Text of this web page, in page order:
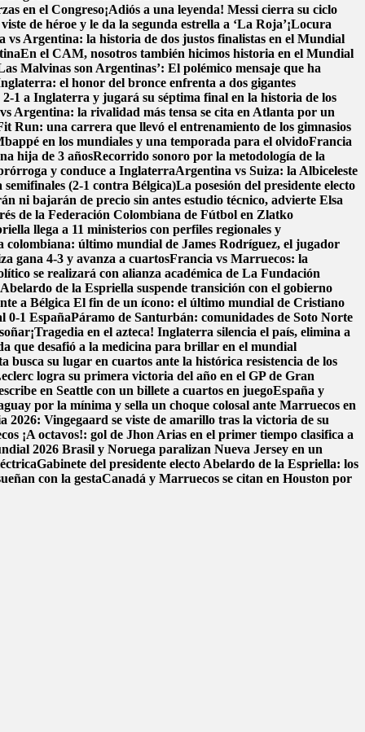
en el Congreso¡Adiós a una leyenda! Messi cierra su ciclo
de héroe y le da la segunda estrella a ‘La Roja’¡Locura
vs Argentina: la historia de dos justos finalistas en el Mundial
En el CAM, nosotros también hicimos historia en el Mundial
Malvinas son Argentinas’: El polémico mensaje que ha
el honor del bronce enfrenta a dos gigantes
1 a Inglaterra y jugará su séptima final en la historia de los
Argentina: la rivalidad más tensa se cita en Atlanta por un
Run: una carrera que llevó el entrenamiento de los gimnasios
en los mundiales y una temporada para el olvidoFrancia
hija de 3 añosRecorrido sonoro por la metodología de la
y conduce a InglaterraArgentina vs Suiza: la Albiceleste
(2-1 contra Bélgica)La posesión del presidente electo
ni bajarán de precio sin antes estudio técnico, advierte Elsa
de la Federación Colombiana de Fútbol en Zlatko
llega a 11 ministerios con perfiles regionales y
colombiana: último mundial de James Rodríguez, el jugador
gana 4-3 y avanza a cuartosFrancia vs Marruecos: la
se realizará con alianza académica de La Fundación
de la Espriella suspende transición con el gobierno
a Bélgica El fin de un ícono: el último mundial de Cristiano
0-1 EspañaPáramo de Santurbán: comunidades de Soto Norte
¡Tragedia en el azteca! Inglaterra silencia el país, elimina a
que desafió a la medicina para brillar en el mundial
busca su lugar en cuartos ante la histórica resistencia de los
logra su primera victoria del año en el GP de Gran
en Seattle con un billete a cuartos en juegoEspaña y
por la mínima y sella un choque colosal ante Marruecos en
2026: Vingegaard se viste de amarillo tras la victoria de su
¡A octavos!: gol de Jhon Arias en el primer tiempo clasifica a
2026 Brasil y Noruega paralizan Nueva Jersey en un
Gabinete del presidente electo Abelardo de la Espriella: los
con la gestaCanadá y Marruecos se citan en Houston por